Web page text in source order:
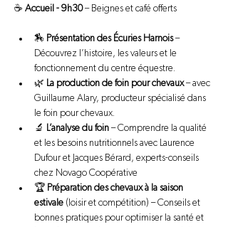
☕ Accueil - 9h30 – Beignes et café offerts
🏇 Présentation des Écuries Harnois –
Découvrez l’histoire, les valeurs et le
fonctionnement du centre équestre.
🌿 La production de foin pour chevaux – avec
Guillaume Alary, producteur spécialisé dans
le foin pour chevaux.
🔬 L’analyse du foin – Comprendre la qualité
et les besoins nutritionnels avec Laurence
Dufour et Jacques Bérard, experts-conseils
chez Novago Coopérative
🏆 Préparation des chevaux à la saison
estivale (loisir et compétition) – Conseils et
bonnes pratiques pour optimiser la santé et